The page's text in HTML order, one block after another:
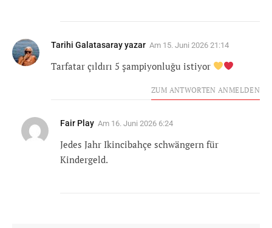
Tarihi Galatasaray yazar Am 15. Juni 2026 21:14
Tarfatar çıldırı 5 şampiyonluğu istiyor
ZUM ANTWORTEN ANMELDEN
Fair Play Am 16. Juni 2026 6:24
Jedes Jahr Ikincibahçe schwängern für
Kindergeld.